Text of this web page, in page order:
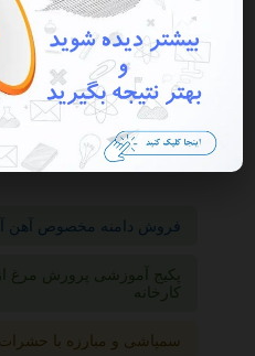
گروه ها فروشگاه
فروش دامنه مخصوص آهن
پکیج آموزشی پرورش مرغ از
کارخانه
سمپاشی و مبارزه با